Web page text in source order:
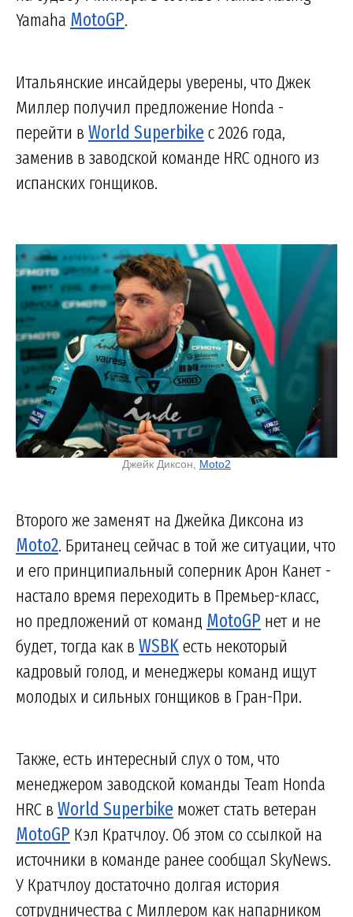
Yamaha MotoGP.
Итальянские инсайдеры уверены, что Джек
Миллер получил предложение Honda -
перейти в World Superbikeс 2026 года,
заменив в заводской команде HRC одного из
испанских гонщиков.
Джейк Диксон, Moto2
Второго же заменят на Джейка Диксона из
Moto2. Британец сейчас в той же ситуации, что
и его принципиальный соперник Арон Канет -
настало время переходить в Премьер-класс,
но предложений от команд MotoGP нет и не
будет, тогда как в WSBKесть некоторый
кадровый голод, и менеджеры команд ищут
молодых и сильных гонщиков в Гран-При.
Также, есть интересный слух о том, что
менеджером заводской команды Team Honda
HRC в World Superbike может стать ветеран
MotoGP Кэл Кратчлоу. Об этом со ссылкой на
источники в команде ранее сообщал SkyNews.
У Кратчлоу достаточно долгая история
сотрудничества с Миллером как напарником